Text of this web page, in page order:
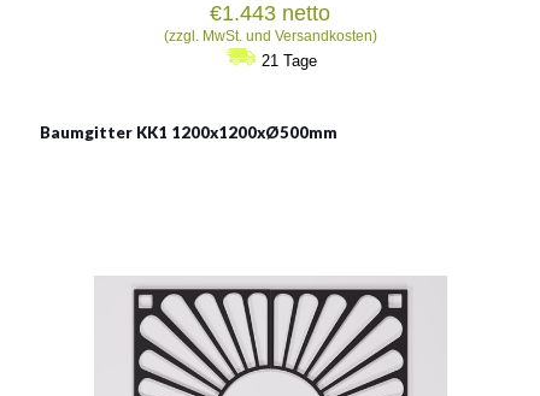
€1.443 netto
(zzgl. MwSt. und Versandkosten)
21 Tage
Baumgitter KK1 1200x1200xØ500mm
Material:
Gusseisen